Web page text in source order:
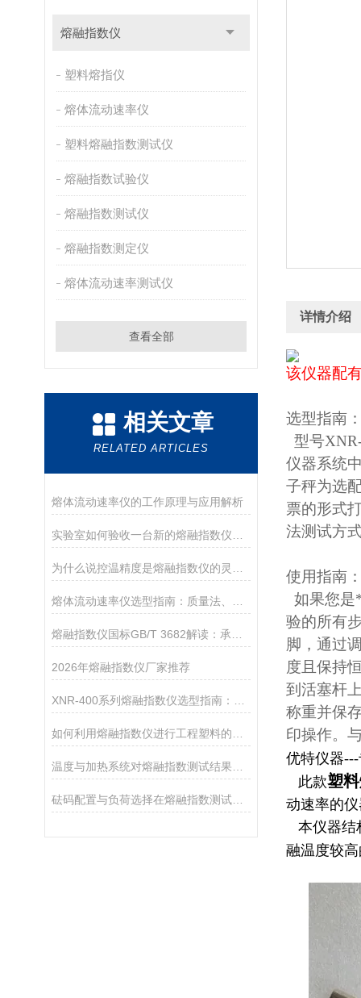
熔融指数仪
塑料熔指仪
熔体流动速率仪
塑料熔融指数测试仪
熔融指数试验仪
熔融指数测试仪
熔融指数测定仪
熔体流动速率测试仪
查看全部
相关文章
RELATED ARTICLES
熔体流动速率仪的工作原理与应用解析
2026年熔融指数仪厂家推荐
详情介绍
该仪器配
选型指南
型号
仪器系统
子秤为选
票的形式
法测试方
使用指南
如果您是
验的所有
脚，通过
度且保持
到活塞杆
称重并保
印操作。
优特仪器
此款塑
动速率的
本仪器结
融温度较